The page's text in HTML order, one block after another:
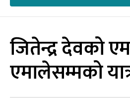
जितेन्द्र देवको
एमालेसम्मको